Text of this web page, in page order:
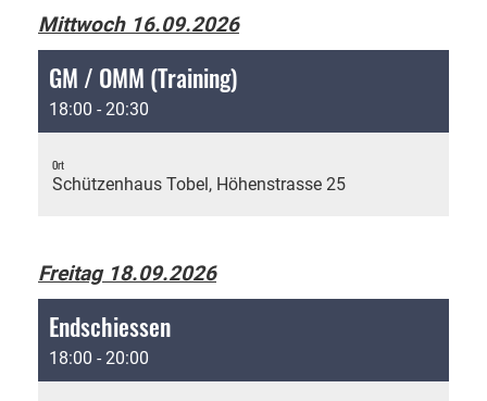
Mittwoch 16.09.2026
GM / OMM (Training)
18:00 - 20:30
Ort
Schützenhaus Tobel, Höhenstrasse 25
Freitag 18.09.2026
Endschiessen
18:00 - 20:00